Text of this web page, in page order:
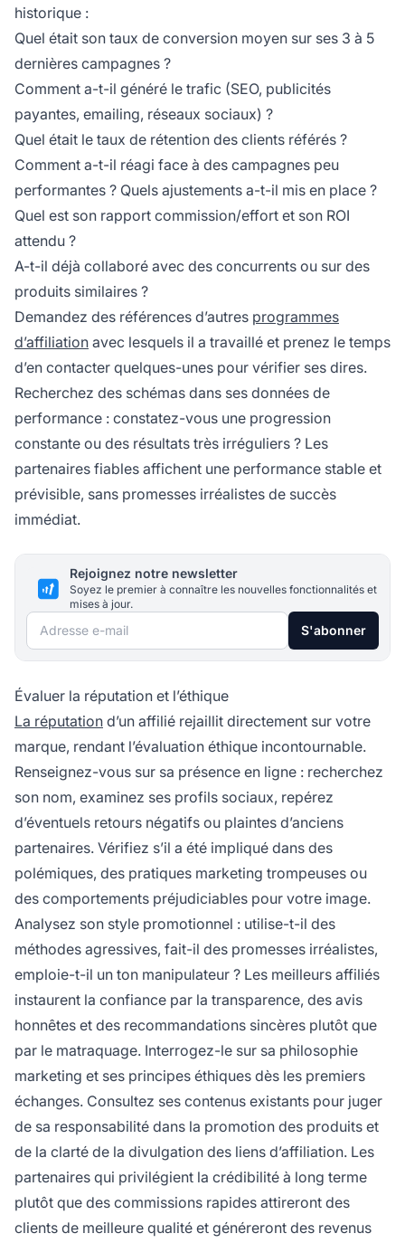
historique :
Quel était son taux de conversion moyen sur ses 3 à 5
dernières campagnes ?
Comment a-t-il généré le trafic (SEO, publicités
payantes, emailing, réseaux sociaux) ?
Quel était le taux de rétention des clients référés ?
Comment a-t-il réagi face à des campagnes peu
performantes ? Quels ajustements a-t-il mis en place ?
Quel est son rapport commission/effort et son ROI
attendu ?
A-t-il déjà collaboré avec des concurrents ou sur des
produits similaires ?
Demandez des références d’autres programmes
d’affiliation avec lesquels il a travaillé et prenez le temps
d’en contacter quelques-unes pour vérifier ses dires.
Recherchez des schémas dans ses données de
performance : constatez-vous une progression
constante ou des résultats très irréguliers ? Les
partenaires fiables affichent une performance stable et
prévisible, sans promesses irréalistes de succès
immédiat.
Rejoignez notre newsletter
Soyez le premier à connaître les nouvelles fonctionnalités et
mises à jour.
Adresse e-mail S'abonner
Évaluer la réputation et l’éthique
La réputation d’un affilié rejaillit directement sur votre
marque, rendant l’évaluation éthique incontournable.
Renseignez-vous sur sa présence en ligne : recherchez
son nom, examinez ses profils sociaux, repérez
d’éventuels retours négatifs ou plaintes d’anciens
partenaires. Vérifiez s’il a été impliqué dans des
polémiques, des pratiques marketing trompeuses ou
des comportements préjudiciables pour votre image.
Analysez son style promotionnel : utilise-t-il des
méthodes agressives, fait-il des promesses irréalistes,
emploie-t-il un ton manipulateur ? Les meilleurs affiliés
instaurent la confiance par la transparence, des avis
honnêtes et des recommandations sincères plutôt que
par le matraquage. Interrogez-le sur sa philosophie
marketing et ses principes éthiques dès les premiers
échanges. Consultez ses contenus existants pour juger
de sa responsabilité dans la promotion des produits et
de la clarté de la divulgation des liens d’affiliation. Les
partenaires qui privilégient la crédibilité à long terme
plutôt que des commissions rapides attireront des
clients de meilleure qualité et généreront des revenus